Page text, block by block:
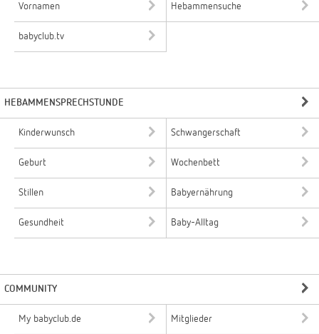
Vornamen Hebammensuche
babyclub.tv
HEBAMMENSPRECHSTUNDE
Kinderwunsch Schwangerschaft
Geburt Wochenbett
Stillen Babyernährung
Gesundheit Baby-Alltag
COMMUNITY
My babyclub.de Mitglieder